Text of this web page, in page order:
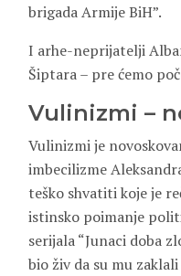
brigada Armije BiH”.
I arhe-neprijatelji
Šiptara – pre ćemo
Vulinizmi –
Vulinizmi je
imbecilizme
teško shvatiti koje je
istinsko poimanje
serijala “Junaci doba
bio živ da su mu